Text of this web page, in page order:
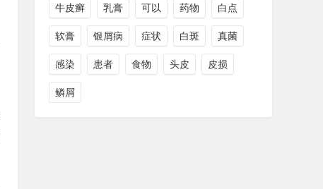
牛皮癣 乳膏 可以 药物 白点
软膏 银屑病 症状 白斑 真菌
感染 患者 食物 头皮 皮损
鳞屑